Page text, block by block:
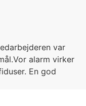
var
alarm virker
En god